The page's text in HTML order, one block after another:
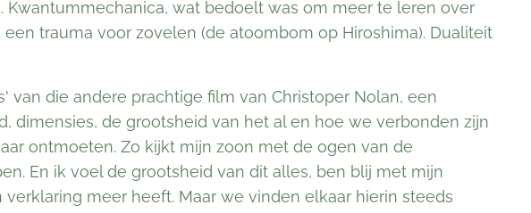
wat bedoelt was om meer te leren over
trauma voor zovelen (de atoombom op Hiroshima). Dualiteit
die andere prachtige film van Christoper Nolan, een
dimensies, de grootsheid van het al en hoe we verbonden zijn
ontmoeten. Zo kijkt mijn zoon met de ogen van de
En ik voel de grootsheid van dit alles, ben blij met mijn
meer heeft. Maar we vinden elkaar hierin steeds